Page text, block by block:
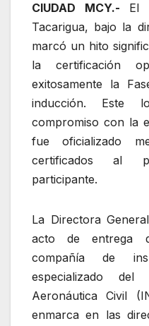
CIUDAD MCY.- El
Tacarigua, bajo la
marcó un hito
la certificación
exitosamente la
inducción. Este
compromiso con la
fue oficializado
certificados al
participante.
La Directora
acto de entrega
compañía de
especializado
Aeronáutica Civil
enmarca en las